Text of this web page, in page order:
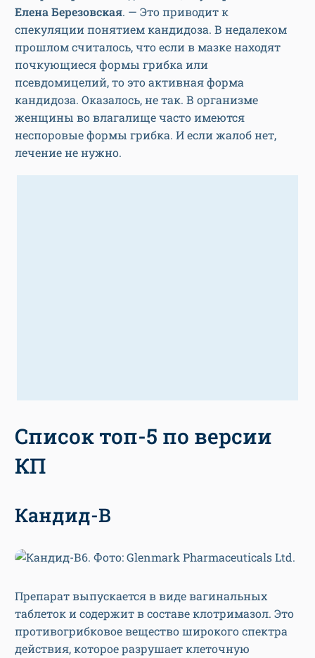
Елена Березовская. — Это приводит к
спекуляции понятием кандидоза. В недалеком
прошлом считалось, что если в мазке находят
почкующиеся формы грибка или
псевдомицелий, то это активная форма
кандидоза. Оказалось, не так. В организме
женщины во влагалище часто имеются
неспоровые формы грибка. И если жалоб нет,
лечение не нужно.
Список топ-5 по версии
КП
Кандид-В
Препарат выпускается в виде вагинальных
таблеток и содержит в составе клотримазол. Это
противогрибковое вещество широкого спектра
действия, которое разрушает клеточную